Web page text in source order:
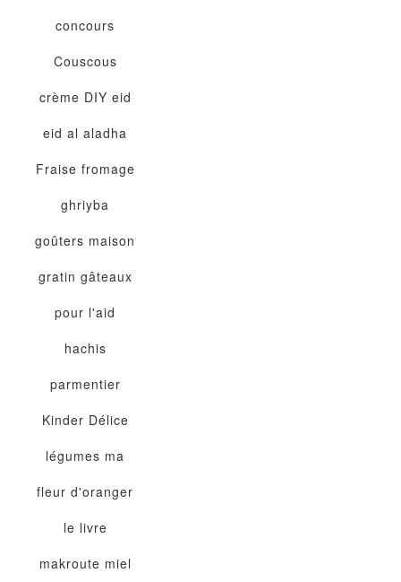
concours
Couscous
crème DIY eid
eid al aladha
Fraise fromage
ghriyba
goûters maison
gratin gâteaux
pour l'aid
hachis
parmentier
Kinder Délice
légumes ma
fleur d'oranger
le livre
makroute miel